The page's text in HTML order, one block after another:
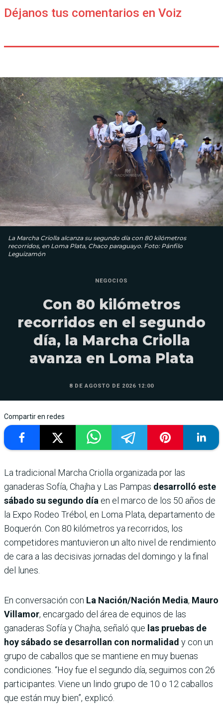
Déjanos tus comentarios en Voiz
La Marcha Criolla alcanza su segundo día con 80 kilómetros
recorridos, en Loma Plata, Chaco paraguayo. Foto: Pánfilo
Leguizamón
NEGOCIOS
Con 80 kilómetros
recorridos en el segundo
día, la Marcha Criolla
avanza en Loma Plata
8 DE AGOSTO DE 2026 12:00
Compartir en redes
La tradicional Marcha Criolla organizada por las
ganaderas Sofía, Chajha y Las Pampas desarrolló este
sábado su segundo día en el marco de los 50 años de
la Expo Rodeo Trébol, en Loma Plata, departamento de
Boquerón. Con 80 kilómetros ya recorridos, los
competidores mantuvieron un alto nivel de rendimiento
de cara a las decisivas jornadas del domingo y la final
del lunes.
En conversación con La Nación/Nación Media, Mauro
Villamor, encargado del área de equinos de las
ganaderas Sofía y Chajha, señaló que las pruebas de
hoy sábado se desarrollan con normalidad y con un
grupo de caballos que se mantiene en muy buenas
condiciones. “Hoy fue el segundo día, seguimos con 26
participantes. Viene un lindo grupo de 10 o 12 caballos
que están muy bien”, explicó.